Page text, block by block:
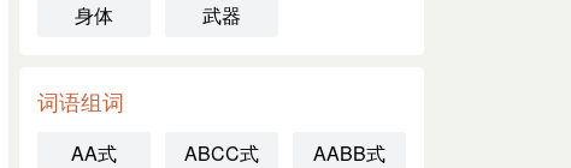
身体 武器
词语组词
AA式 ABCC式 AABB式